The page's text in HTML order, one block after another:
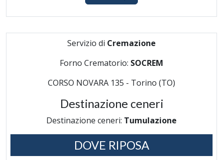
Servizio di Cremazione
Forno Crematorio: SOCREM
CORSO NOVARA 135 - Torino (TO)
Destinazione ceneri
Destinazione ceneri: Tumulazione
DOVE RIPOSA